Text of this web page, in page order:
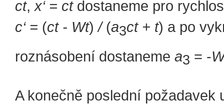
ct, x‘ = ctdostaneme pro
c‘ = (ct - Wt) /(a3ct + t) a po
roznásobení dostaneme a3 = -
A konečně poslední požadavek